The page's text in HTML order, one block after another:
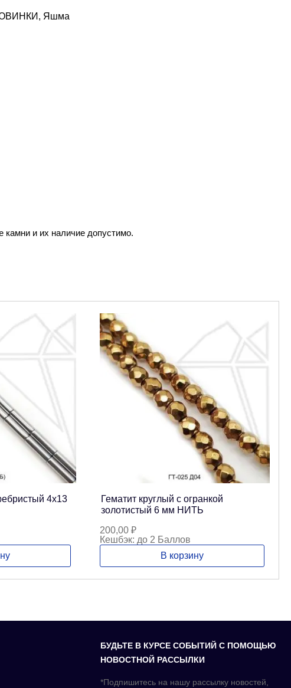
, Яшма
камни и их наличие допустимо.
4х13
Гематит круглый с огранкой
золотистый 6 мм НИТЬ
200,00 ₽
Кешбэк: до 2 Баллов
В корзину
БУДЬТЕ В КУРСЕ СОБЫТИЙ С ПОМОЩЬЮ
НОВОСТНОЙ РАССЫЛКИ
*Подпишитесь на нашу рассылку новостей,